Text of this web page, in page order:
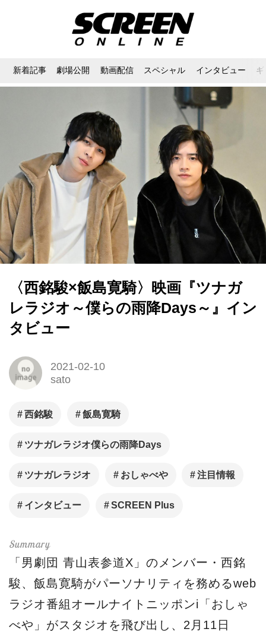
新着記事 劇場公開 動画配信 スペシャル インタビュー
〈西銘駿×飯島寛騎〉映画『ツナガ
レラジオ～僕らの雨降Days～』イン
タビュー
2021-02-10
sato
西銘駿 飯島寛騎
ツナガレラジオ僕らの雨降Days
ツナガレラジオ おしゃべや 注目情報
インタビュー SCREEN Plus
「男劇団 青山表参道X」のメンバー・西銘
駿、飯島寛騎がパーソナリティを務めるweb
ラジオ番組オールナイトニッポンi「おしゃ
べや」がスタジオを飛び出し、2月11日